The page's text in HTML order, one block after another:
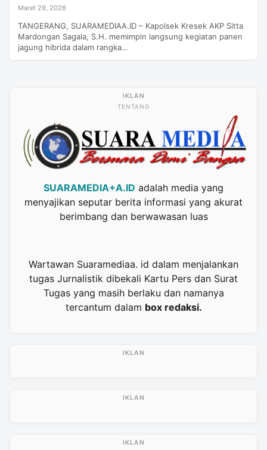
Maret 29, 2026
TANGERANG, SUARAMEDIAA.ID – Kapolsek Kresek AKP Sitta
Mardongan Sagala, S.H. memimpin langsung kegiatan panen
jagung hibrida dalam rangka…
TENTANG
SUARAMEDIA+A.ID adalah media yang
menyajikan seputar berita informasi yang akurat
berimbang dan berwawasan luas
Wartawan Suaramediaa. id dalam menjalankan
tugas Jurnalistik dibekali Kartu Pers dan Surat
Tugas yang masih berlaku dan namanya
tercantum dalam box redaksi.